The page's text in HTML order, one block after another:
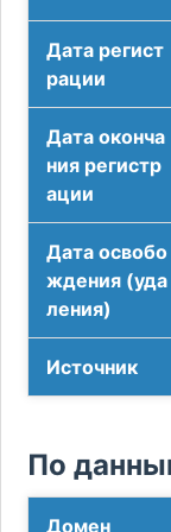
Дата регист
рации
Дата оконча
ния регистр
ации
Дата освобо
ждения (уда
ления)
Источник
По
Домен